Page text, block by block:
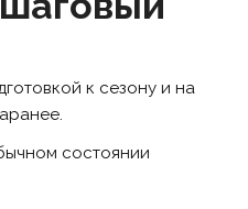
к сезону и на
состоянии